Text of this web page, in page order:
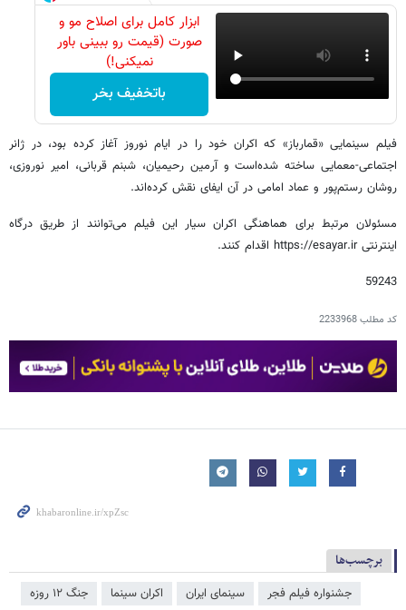
ابزار کامل برای اصلاح مو و
صورت (قیمت رو ببینی باور
نمیکنی!)
باتخفیف بخر
فیلم سینمایی «قمارباز» که اکران خود را در ایام نوروز آغاز کرده بود، در ژانر
اجتماعی-معمایی ساخته شده‌است و آرمین رحیمیان، شبنم قربانی، امیر نوروزی،
روشان رستم‌پور و عماد امامی در آن ایفای نقش کرده‌اند.
مسئولان مرتبط برای هماهنگی اکران سیار این فیلم می‌توانند از طریق درگاه
اینترنتی https://esayar.ir اقدام کنند.
59243
کد مطلب2233968
برچسب‌ها
جشنواره فیلم فجر سینمای ایران اکران سینما جنگ ۱۲ روزه